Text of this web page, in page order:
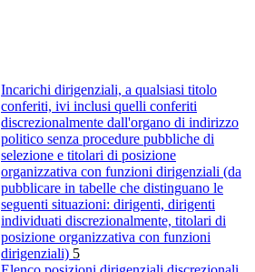
Incarichi dirigenziali, a qualsiasi titolo
conferiti, ivi inclusi quelli conferiti
discrezionalmente dall'organo di indirizzo
politico senza procedure pubbliche di
selezione e titolari di posizione
organizzativa con funzioni dirigenziali (da
pubblicare in tabelle che distinguano le
seguenti situazioni: dirigenti, dirigenti
individuati discrezionalmente, titolari di
posizione organizzativa con funzioni
dirigenziali) 5